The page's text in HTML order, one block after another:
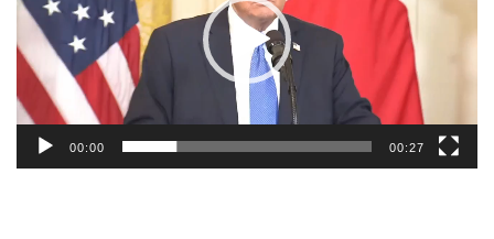
ー
ー
00:00 00:27